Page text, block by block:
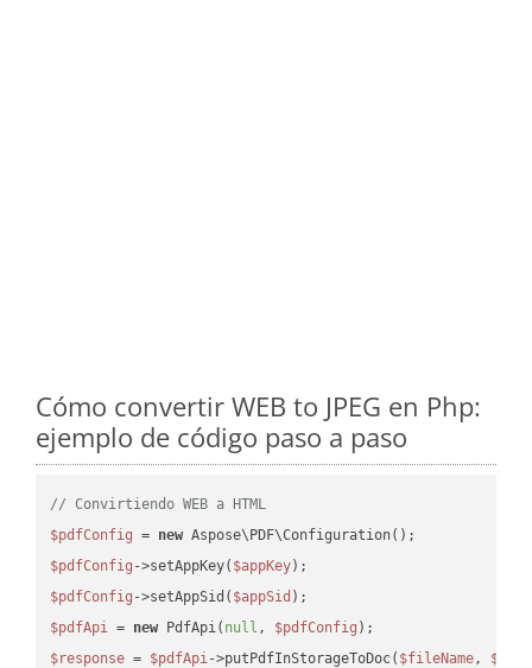
Cómo convertir WEB to JPEG en Php:
ejemplo de código paso a paso
// Convirtiendo WEB a HTML
$pdfConfig = new
$pdfConfig ->setAppKey( $appKey
$pdfConfig ->setAppSid( $appSid
$pdfApi = new PdfApi( null , $pdfConfig
$response = $pdfApi->putPdfInStorageToDoc( $fileName,